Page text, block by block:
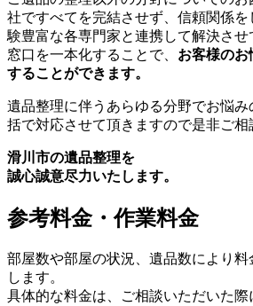
社ですべてを完結させず、信頼関係
験豊富な各専門家と連携して解決させ
窓口を一本化することで、 お客様の
することができます。
遺品整理に伴うあらゆる分野でお悩
括で対応させて頂きますので是非ご相
滑川市の遺品整理を
誠心誠意尽力いたします。
参考料金・作業料金
部屋数や部屋の状況、遺品数により
します。
具体的な料金は、ご相談いただいた